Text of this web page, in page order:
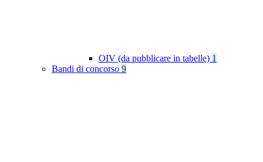
OIV (da pubblicare in tabelle) 1
Bandi di concorso 9